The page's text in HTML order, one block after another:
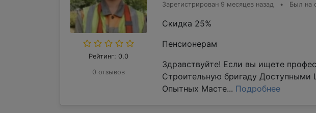
Рейтинг: 0.0
0 отзывов
Зарегистрирован 9 месяцев назад • Был на
Скидка 25%
Пенсионерам
Здравствуйте! Если вы ищете
Строительную бригаду Доступными
Опытных Масте... Подробнее